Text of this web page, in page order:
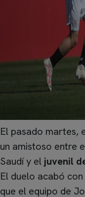
El pasado martes,
un amistoso entre
Saudí y el juvenil
El duelo acabó
que el equipo de